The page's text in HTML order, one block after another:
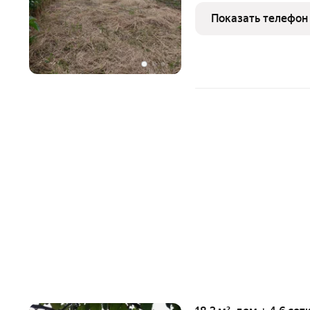
где легко создать уют
городской
Показать телефон